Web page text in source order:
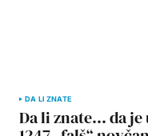
DA LI ZNATE
Da li znate… da